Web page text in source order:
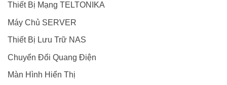
Thiết Bị Mạng TELTONIKA
Máy Chủ SERVER
Thiết Bị Lưu Trữ NAS
Chuyển Đổi Quang Điện
Màn Hình Hiển Thị